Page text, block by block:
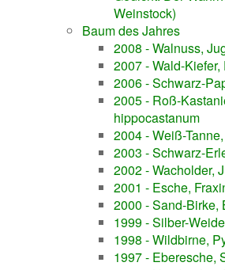
Weinstock)
Baum des Jahres
2008 - Walnuss,
2007 - Wald-
2006 - Schwarz-
2005 - Roß-
hippocastanum
2004 - Weiß-
2003 - Schwarz-
2002 - Wacholder,
2001 - Esche,
2000 - Sand-Birke,
1999 - Silber-
1998 - Wildbirne,
1997 - Eberesche,